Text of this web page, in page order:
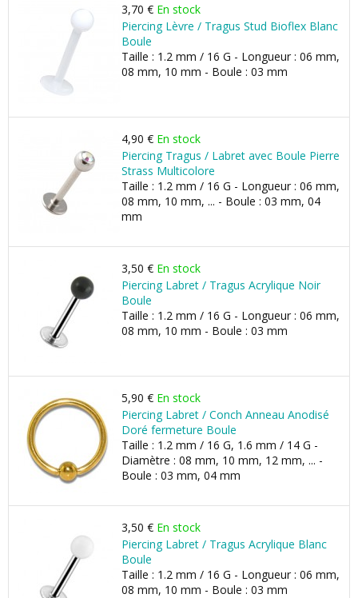
3,70 € En stock
Piercing Lèvre / Tragus Stud Bioflex Blanc
Boule
Taille : 1.2 mm / 16 G - Longueur : 06 mm,
08 mm, 10 mm - Boule : 03 mm
4,90 € En stock
Piercing Tragus / Labret avec Boule Pierre
Strass Multicolore
Taille : 1.2 mm / 16 G - Longueur : 06 mm,
08 mm, 10 mm, ... - Boule : 03 mm, 04
mm
3,50 € En stock
Piercing Labret / Tragus Acrylique Noir
Boule
Taille : 1.2 mm / 16 G - Longueur : 06 mm,
08 mm, 10 mm - Boule : 03 mm
5,90 € En stock
Piercing Labret / Conch Anneau Anodisé
Doré fermeture Boule
Taille : 1.2 mm / 16 G, 1.6 mm / 14 G -
Diamètre : 08 mm, 10 mm, 12 mm, ... -
Boule : 03 mm, 04 mm
3,50 € En stock
Piercing Labret / Tragus Acrylique Blanc
Boule
Taille : 1.2 mm / 16 G - Longueur : 06 mm,
08 mm, 10 mm - Boule : 03 mm